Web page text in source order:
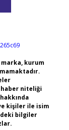
kurum
niteliği
kişiler ile isim
bilgiler